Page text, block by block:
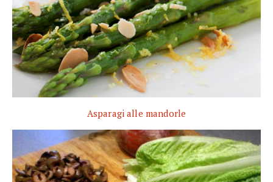
Asparagi alle mandorle